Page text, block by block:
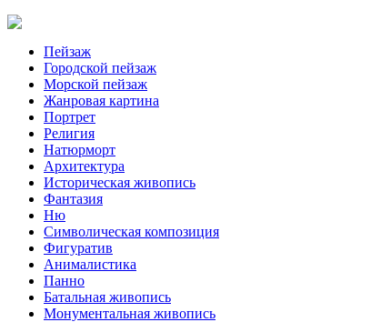
Пейзаж
Городской пейзаж
Морской пейзаж
Жанровая картина
Портрет
Религия
Натюрморт
Архитектура
Историческая живопись
Фантазия
Ню
Символическая композиция
Фигуратив
Анималистикa
Панно
Батальная живопись
Монументальная живопись